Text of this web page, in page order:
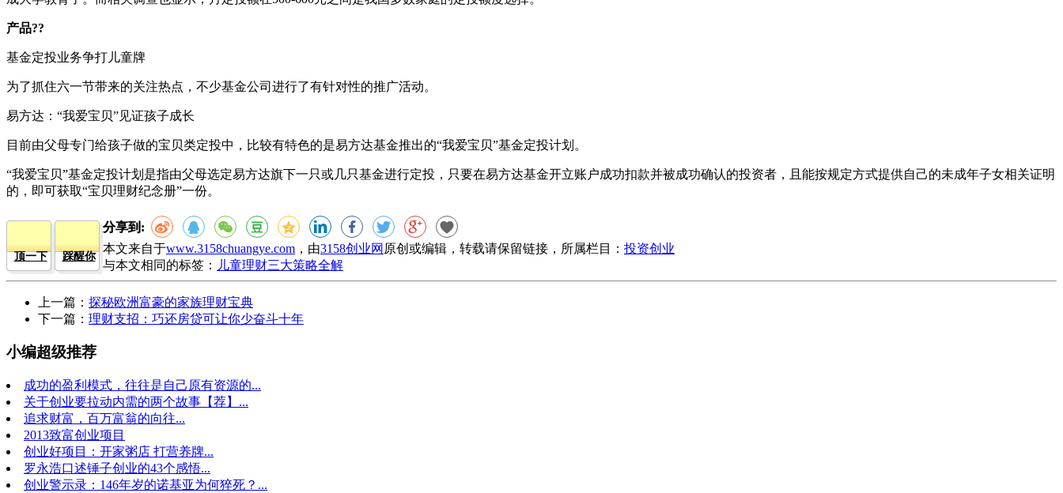
产品??
基金定投业务争打儿童牌
为了抓住六一节带来的关注热点，不少基金公司进行了有针对性的推广活动。
易方达：“我爱宝贝”见证孩子成长
目前由父母专门给孩子做的宝贝类定投中，比较有特色的是易方达基金推出的“我爱宝贝”基金定投计划。
“我爱宝贝”基金定投计划是指由父母选定易方达旗下一只或几只基金进行定投，只要在易方达基金开立账户成功扣款并被成功确认的投资者，且能按规定方式提供自己的未成年子女相关证明
的，即可获取“宝贝理财纪念册”一份。
顶一下 踩醒你
分享到:
本文来自于www.3158chuangye.com ，由3158创业网 原创或编辑，转载请保留链接，所属栏目： 投资创业
与本文相同的标签：
儿童理财三大策略全解
上一篇： 探秘欧洲富豪的家族理财宝典
下一篇： 理财支招：巧还房贷可让你少奋斗十年
小编超级推荐
成功的盈利模式，往往是自己原有资源的...
关于创业要拉动内需的两个故事【荐】...
追求财富，百万富翁的向往...
2013致富创业项目
创业好项目：开家粥店 打营养牌...
罗永浩口述锤子创业的43个感悟...
创业警示录：146年岁的诺基亚为何猝死？...